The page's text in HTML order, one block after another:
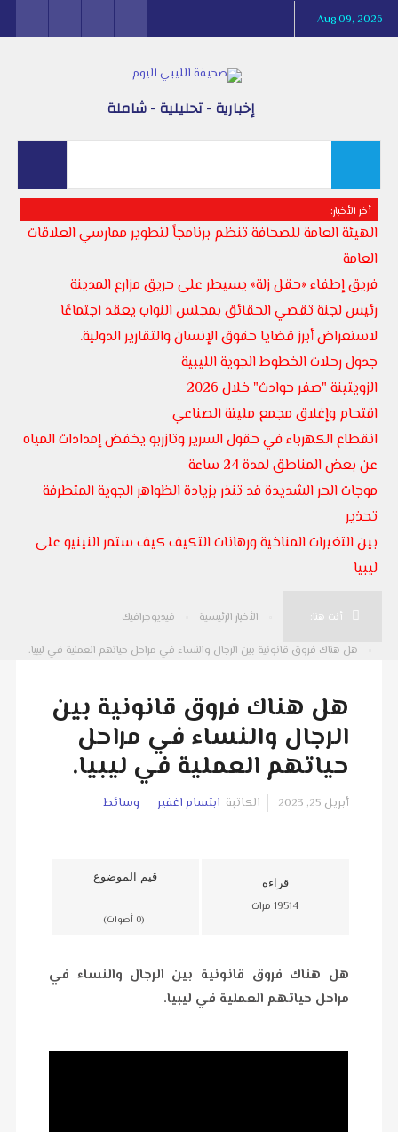
Aug 09, 2026
إخبارية - تحليلية - شاملة
أخر الأخبار:
الهيئة العامة للصحافة تنظم برنامجاً لتطوير ممارسي العلاقات
العامة
فريق إطفاء «حقل زلة» يسيطر على حريق مزارع المدينة
رئيس لجنة تقصي الحقائق بمجلس النواب يعقد اجتماعًا
لاستعراض أبرز قضايا حقوق الإنسان والتقارير الدولية.
جدول رحلات الخطوط الجوية الليبية
الزويتينة "صفر حوادث" خلال 2026
اقتحام وإغلاق مجمع مليتة الصناعي
انقطاع الكهرباء في حقول السرير وتازربو يخفض إمدادات المياه
عن بعض المناطق لمدة 24 ساعة
موجات الحر الشديدة قد تنذر بزيادة الظواهر الجوية المتطرفة
تحذير
بين التغيرات المناخية ورهانات التكيف كيف ستمر النينيو على
ليبيا
أنت هنا: الأخبار الرئيسية
فيديوجرافيك
هل هناك فروق قانونية بين الرجال والنساء في مراحل حياتهم العملية في ليبيا.
هل هناك فروق قانونية بين
الرجال والنساء في مراحل
حياتهم العملية في ليبيا.
أبريل 25, 2023 الكاتبة ابتسام اغفير وسائط
قراءة
19514 مرات
قيم الموضوع
(0 أصوات)
هل هناك فروق قانونية بين الرجال والنساء في
مراحل حياتهم العملية في ليبيا.